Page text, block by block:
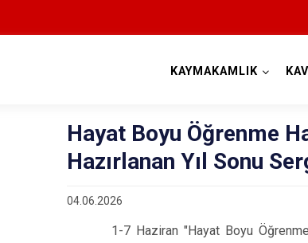
KAYMAKAMLIK
Hayat Boyu Öğrenme
Hazırlanan Yıl Sonu
04.06.2026
1-7 Haziran "Hayat Boyu Öğrenme